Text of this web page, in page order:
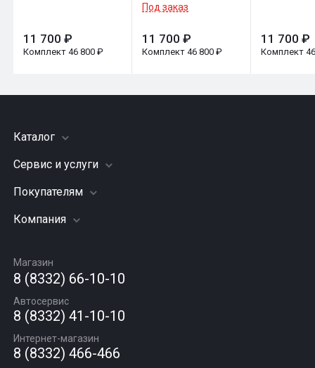
11 700 ₽
Комплект 46 800 ₽
Под заказ
11 700 ₽
Комплект 46 800 ₽
11 700 ₽
Комплект
Каталог
Шины
Грузовые шины
Диски
Автомасла
Сервис и услуги
Заправка кондиционера
Подвеска (ходовая часть)
Шиномонтаж
Покупателям
Акции
Гарантии и возврат
Компания
Вакансии
Новости
Статьи
Контакты
Магазин
8 (8332) 66-10-10
Автосервис
8 (8332) 41-10-10
Интернет-магазин
8 (8332) 466-466